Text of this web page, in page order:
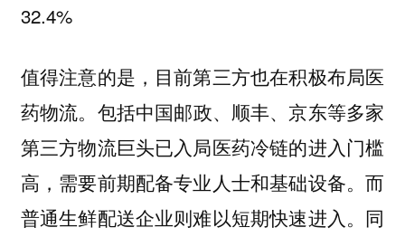
32.4%
值得注意的是，目前第三方也在积极布局医
药物流。 包括中国邮政、顺丰、京东等多家
第三方物流巨头已入局医药冷链的进入门槛
高，需要前期配备专业人士和基础设备。而
普通生鲜配送企业则难以短期快速进入。同